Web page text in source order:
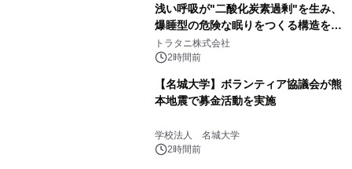
浅い呼吸が"二酸化炭素過剰"を生み、
爆睡型の危険な眠りをつくる構造を解
説
トラタニ株式会社
2時間前
【名城大学】ボランティア協議会が熊
本地震で募金活動を実施
学校法人 名城大学
2時間前